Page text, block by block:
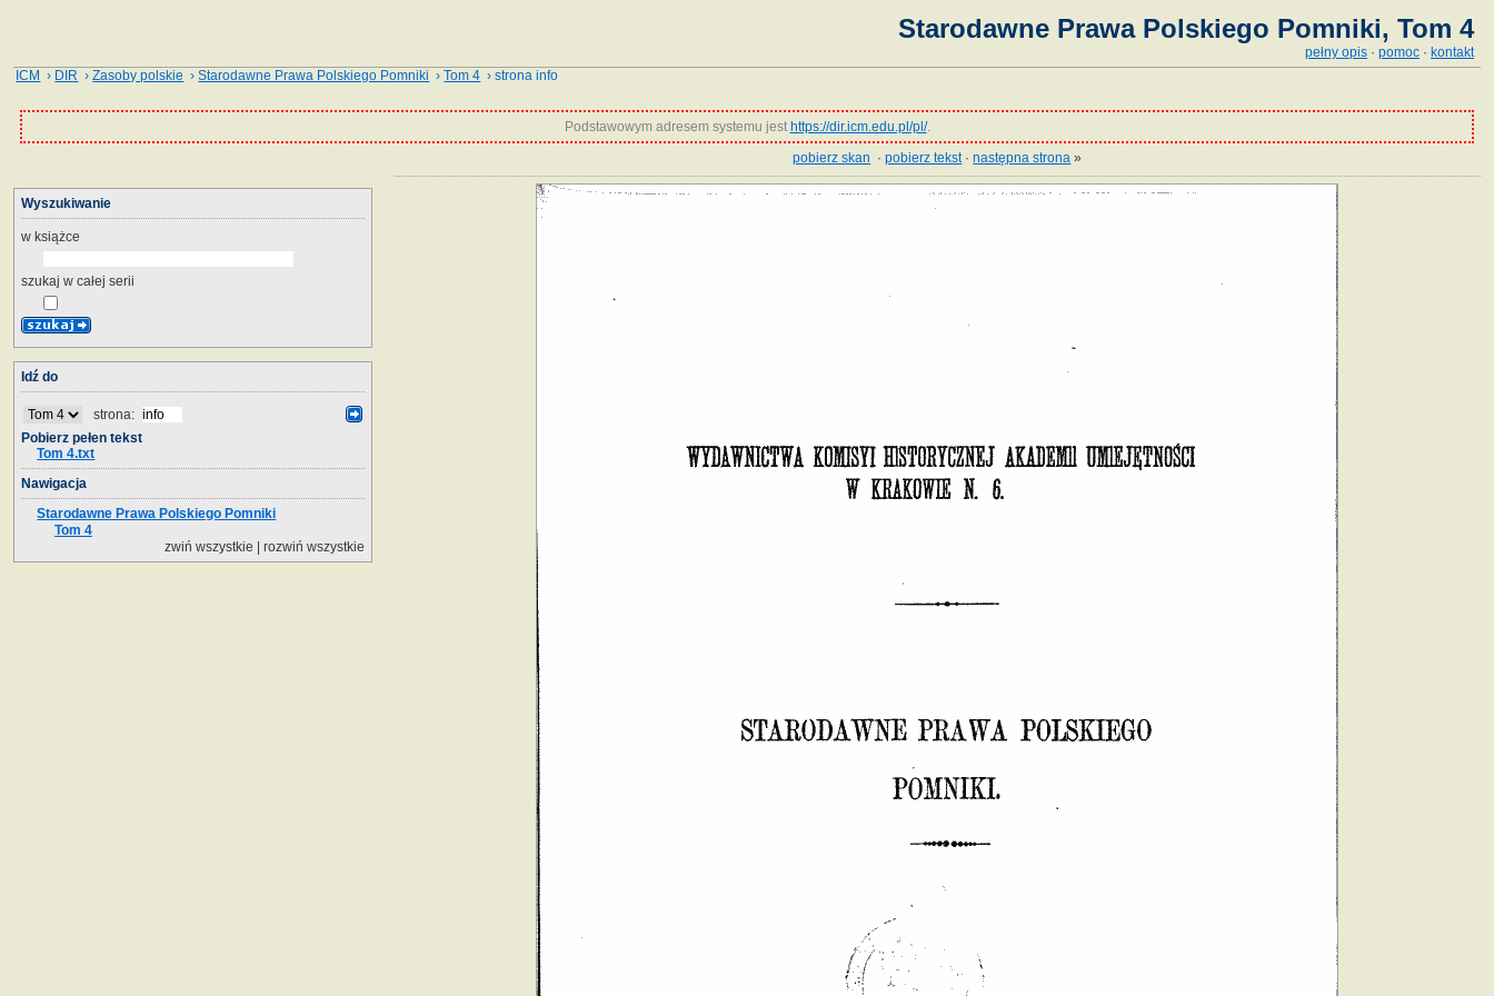
Starodawne Prawa Polskiego Pomniki, Tom 4
pełny opis · pomoc · kontakt
ICM › DIR ›Zasoby polskie ›Starodawne Prawa Polskiego Pomniki ›Tom 4 › strona info
Podstawowym adresem systemu jest https://dir.icm.edu.pl/pl/.
pobierz skan ·pobierz tekst·następna strona »
Wyszukiwanie
w książce
szukaj w całej serii
Idź do
strona:
Pobierz pełen tekst
Tom 4.txt
Nawigacja
Starodawne Prawa Polskiego Pomniki
Tom 4
zwiń wszystkie |rozwiń wszystkie